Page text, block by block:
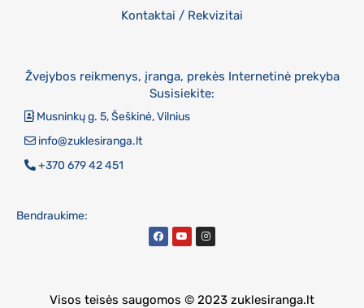
Kontaktai / Rekvizitai
Žvejybos reikmenys, įranga, prekės Internetinė prekyba
Susisiekite:
Musninkų g. 5, Šeškinė, Vilnius
info@zuklesiranga.lt
+370 679 42 451
Bendraukime:
Visos teisės saugomos © 2023 zuklesiranga.lt